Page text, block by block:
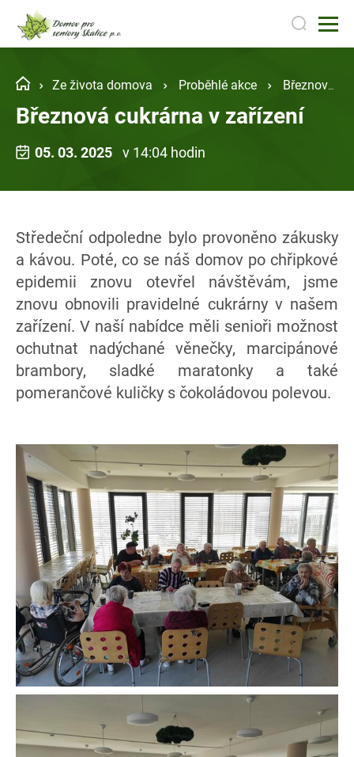
Ze života domova Proběhlé akce Březnová cukrárna v zařízení
Březnová cukrárna v zařízení
05. 03. 2025 v 14:04 hodin
Středeční odpoledne bylo provoněno zákusky
a kávou. Poté, co se náš domov po chřipkové
epidemii znovu otevřel návštěvám, jsme
znovu obnovili pravidelné cukrárny v našem
zařízení. V naší nabídce měli senioři možnost
ochutnat nadýchané věnečky, marcipánové
brambory, sladké maratonky a také
pomerančové kuličky s čokoládovou polevou.